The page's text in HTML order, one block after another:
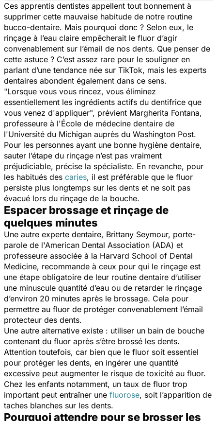
Ces apprentis dentistes appellent tout bonnement à
supprimer cette mauvaise habitude de notre routine
bucco-dentaire. Mais pourquoi donc ? Selon eux, le
rinçage à l’eau claire empêcherait le fluor d’agir
convenablement sur l’émail de nos dents. Que penser de
cette astuce ? C’est assez rare pour le souligner en
parlant d’une tendance née sur TikTok, mais les experts
dentaires abondent également dans ce sens.
"Lorsque vous vous rincez, vous éliminez
essentiellement les ingrédients actifs du dentifrice que
vous venez d'appliquer", prévient Margherita Fontana,
professeure à l'École de médecine dentaire de
l'Université du Michigan auprès du Washington Post.
Pour les personnes ayant une bonne hygiène dentaire,
sauter l’étape du rinçage n’est pas vraiment
préjudiciable, précise la spécialiste. En revanche, pour
les habitués des caries, il est préférable que le fluor
persiste plus longtemps sur les dents et ne soit pas
évacué lors du rinçage de la bouche.
Espacer brossage et rinçage de
quelques minutes
Une autre experte dentaire, Brittany Seymour, porte-
parole de l'American Dental Association (ADA) et
professeure associée à la Harvard School of Dental
Medicine, recommande à ceux pour qui le rinçage est
une étape obligatoire de leur routine dentaire d’utiliser
une minuscule quantité d’eau ou de retarder le rinçage
d’environ 20 minutes après le brossage. Cela pour
permettre au fluor de protéger convenablement l’émail
protecteur des dents.
Une autre alternative existe : utiliser un bain de bouche
contenant du fluor après s’être brossé les dents.
Attention toutefois, car bien que le fluor soit essentiel
pour protéger les dents, en ingérer une quantité
excessive peut augmenter le risque de toxicité au fluor.
Chez les enfants notamment, un taux de fluor trop
important peut entraîner une fluorose, soit l’apparition de
taches blanches sur les dents.
Pourquoi attendre pour se brosser les